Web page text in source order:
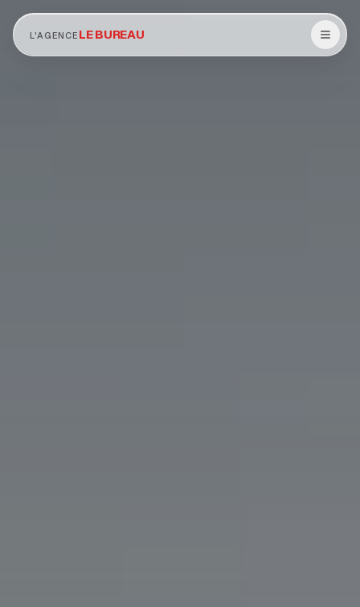
L'AGENCE LE BUREAU